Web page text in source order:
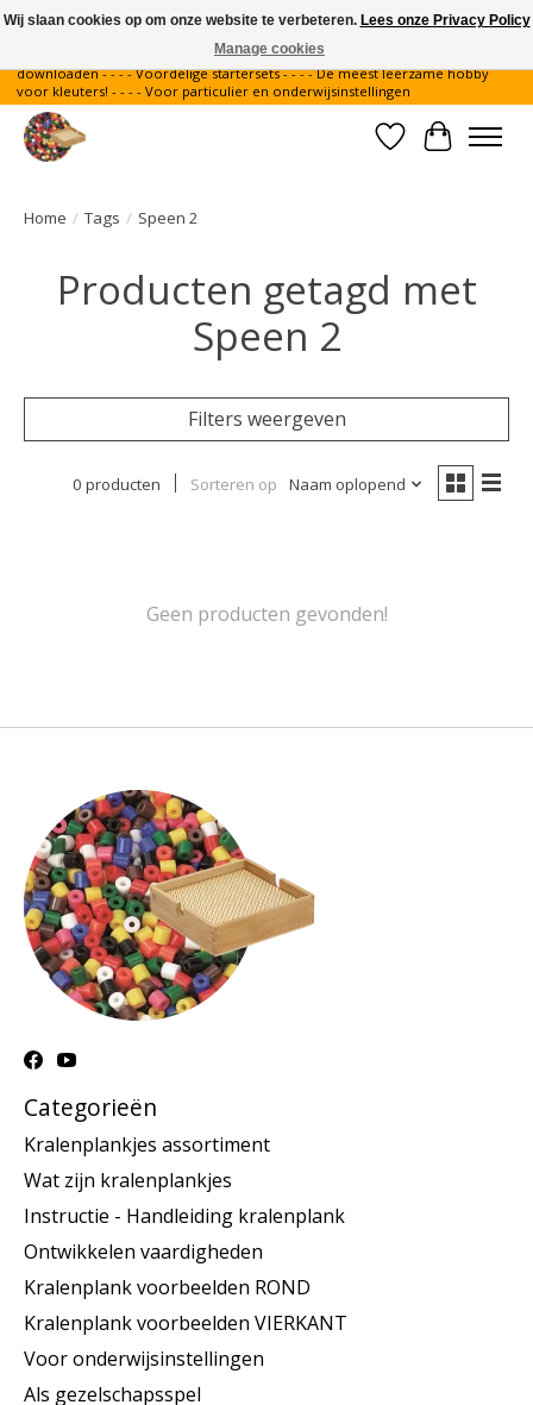
Gratis verzending binnen Nederland - - - - Legvoorbeelden gratis te
downloaden - - - - Voordelige startersets - - - - De meest leerzame hobby
voor kleuters! - - - - Voor particulier en onderwijsinstellingen
Verlanglijst
Home / Tags / Speen 2
Producten getagd met
Speen 2
Filters weergeven
0 producten Sorteren op Naam oplopend
Geen producten gevonden!
Categorieën
Kralenplankjes assortiment
Wat zijn kralenplankjes
Instructie - Handleiding kralenplank
Ontwikkelen vaardigheden
Kralenplank voorbeelden ROND
Kralenplank voorbeelden VIERKANT
Voor onderwijsinstellingen
Als gezelschapsspel
Wij slaan cookies op om onze website te verbeteren. Lees onze Privacy Policy
Manage cookies